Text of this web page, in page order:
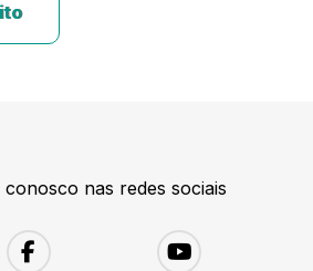
nas redes sociais